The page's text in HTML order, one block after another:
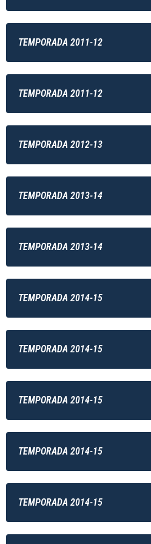
TEMPORADA 2011-12
TEMPORADA 2011-12
TEMPORADA 2012-13
TEMPORADA 2013-14
TEMPORADA 2013-14
TEMPORADA 2014-15
TEMPORADA 2014-15
TEMPORADA 2014-15
TEMPORADA 2014-15
TEMPORADA 2014-15